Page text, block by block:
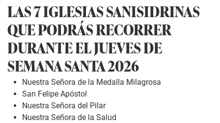
LAS 7 IGLESIAS SANISIDRINAS
QUE PODRÁS RECORRER
DURANTE EL JUEVES DE
SEMANA SANTA 2026
Nuestra Señora de la Medalla Milagrosa
San Felipe Apóstol
Nuestra Señora del Pilar
Nuestra Señora de la Salud